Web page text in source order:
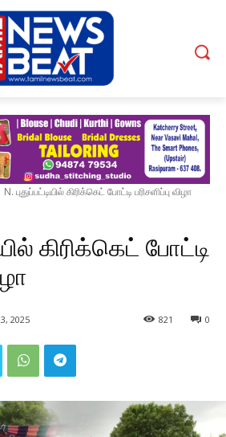
N. புதுப்பட்டியில் கிரிக்கெட் போட்டி பரிசளிப்பு விழா
கிரிக்கெட் போட்டி
2025 0
821